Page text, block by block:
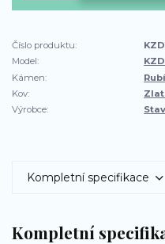
Číslo produktu:
Model:
Kámen:
Kov:
Výrobce:
Kompletní specifikace
Kompletní